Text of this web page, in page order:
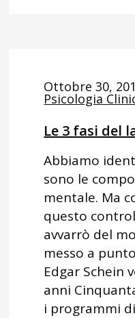
Ottobre 30,
Psicologia
Le 3 fasi del
Abbiamo
sono le
mentale. Ma
questo
avvarrò del
messo a
Edgar Schein
anni
i programmi